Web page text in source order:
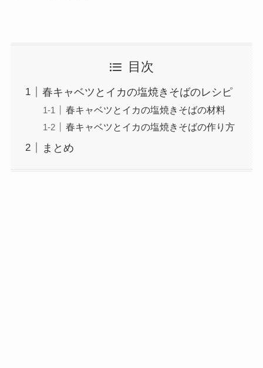
目次
春キャベツとイカの塩焼きそばのレシピ
春キャベツとイカの塩焼きそばの材料
春キャベツとイカの塩焼きそばの作り方
まとめ